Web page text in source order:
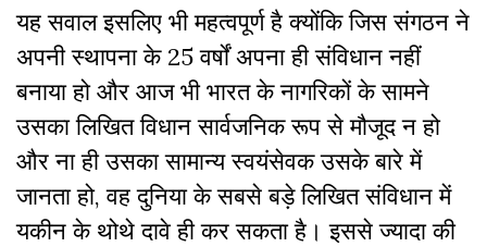
यह सवाल इसलिए भी महत्वपूर्ण है क्योंकि जिस संगठन ने
अपनी स्थापना के 25 वर्षों अपना ही संविधान नहीं
बनाया हो और आज भी भारत के नागरिकों के सामने
उसका लिखित विधान सार्वजनिक रूप से मौजूद न हो
और ना ही उसका सामान्य स्वयंसेवक उसके बारे में
जानता हो, वह दुनिया के सबसे बड़े लिखित संविधान में
यकीन के थोथे दावे ही कर सकता है। इससे ज्यादा की